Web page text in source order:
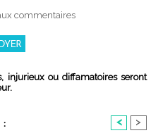
commentaires
injurieux ou diffamatoires seront
: < >